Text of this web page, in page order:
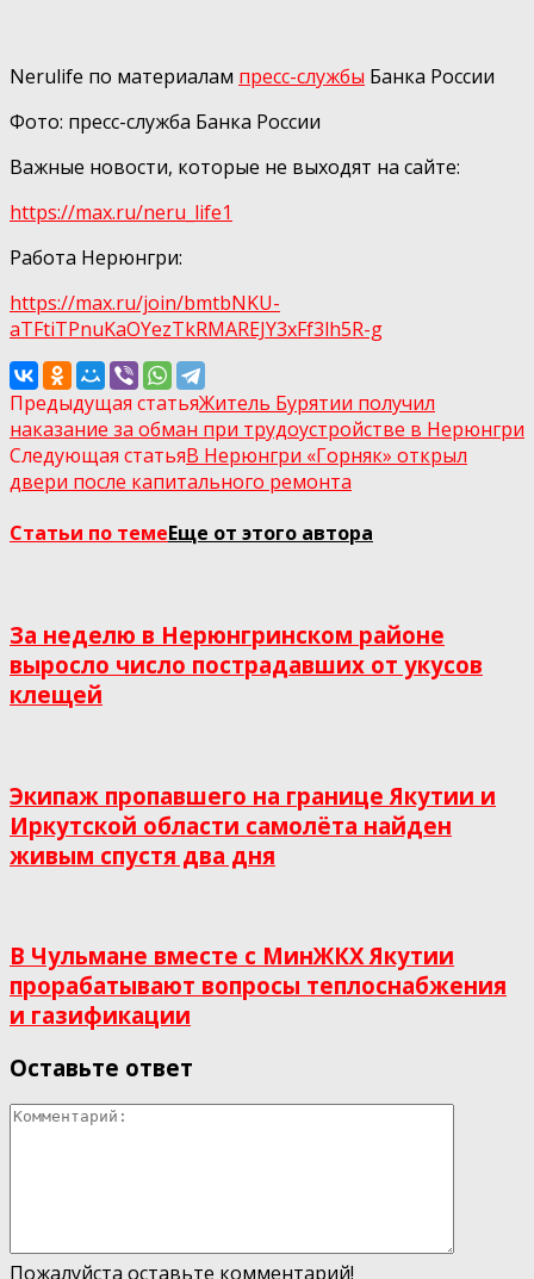
Nerulife по материалам пресс-службы Банка России
Фото: пресс-служба Банка России
Важные новости, которые не выходят на сайте:
https://max.ru/neru_life1
Работа Нерюнгри:
https://max.ru/join/bmtbNKU-
aTFtiTPnuKaOYezTkRMAREJY3xFf3lh5R-g
Предыдущая статьяЖитель Бурятии получил
наказание за обман при трудоустройстве в Нерюнгри
Следующая статьяВ Нерюнгри «Горняк» открыл
двери после капитального ремонта
Статьи по темеЕще от этого автора
За неделю в Нерюнгринском районе
выросло число пострадавших от укусов
клещей
Экипаж пропавшего на границе Якутии и
Иркутской области самолёта найден
живым спустя два дня
В Чульмане вместе с МинЖКХ Якутии
прорабатывают вопросы теплоснабжения
и газификации
Оставьте ответ
Пожалуйста оставьте комментарий!